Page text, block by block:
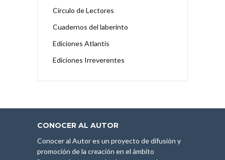
Círculo de Lectores
Cuadernos del laberinto
Ediciones Atlantis
Ediciones Irreverentes
CONOCER AL AUTOR
Conocer al Autor es un proyecto de difusión y
promoción de la creación en el ámbito